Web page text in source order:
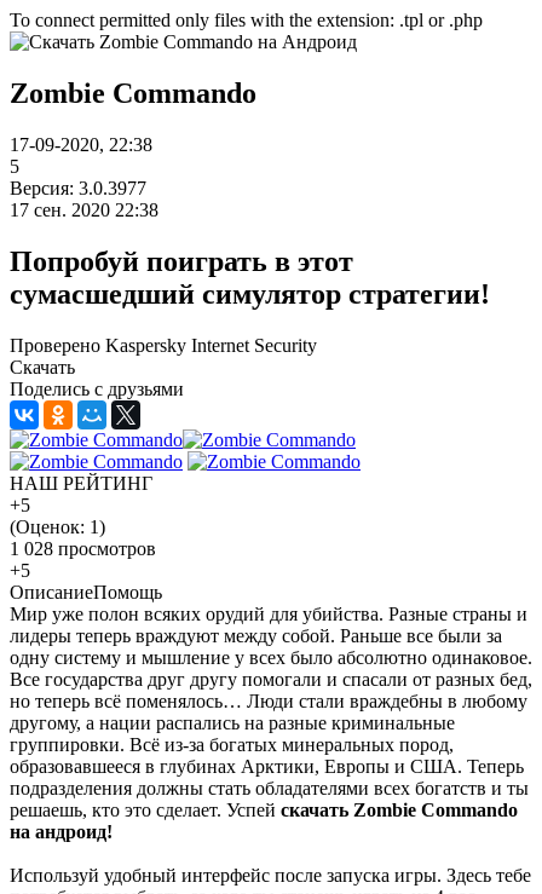
To connect permitted only files with the extension: .tpl or .php
Zombie Commando
17-09-2020, 22:38
5
Версия: 3.0.3977
17 сен. 2020 22:38
Попробуй поиграть в этот
сумасшедший симулятор стратегии!
Проверено Kaspersky Internet Security
Скачать
Поделись с друзьями
НАШ РЕЙТИНГ
+5
(Оценок: 1)
1 028 просмотров
+5
ОписаниеПомощь
Мир уже полон всяких орудий для убийства. Разные страны и
лидеры теперь враждуют между собой. Раньше все были за
одну систему и мышление у всех было абсолютно одинаковое.
Все государства друг другу помогали и спасали от разных бед,
но теперь всё поменялось… Люди стали враждебны в любому
другому, а нации распались на разные криминальные
группировки. Всё из-за богатых минеральных пород,
образовавшееся в глубинах Арктики, Европы и США. Теперь
подразделения должны стать обладателями всех богатств и ты
решаешь, кто это сделает. Успей скачать Zombie Commando
на андроид!
Используй удобный интерфейс после запуска игры. Здесь тебе